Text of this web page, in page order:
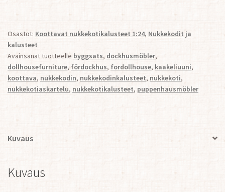
määrä
Osastot: Koottavat nukkekotikalusteet 1:24, Nukkekodit ja
kalusteet
Avainsanat tuotteelle byggsats, dockhusmöbler,
dollhousefurniture, fördockhus, fordollhouse, kaakeliuuni,
koottava, nukkekodin, nukkekodinkalusteet, nukkekoti,
nukkekotiaskartelu, nukkekotikalusteet, puppenhausmöbler
Kuvaus
Kuvaus